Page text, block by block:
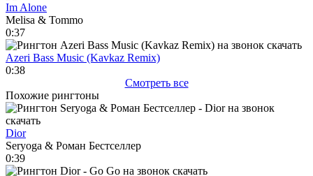
Im Alone
Melisa & Tommo
0:37
Azeri Bass Music (Kavkaz Remix)
0:38
Смотреть все
Похожие рингтоны
Dior
Seryoga & Роман Бестселлер
0:39